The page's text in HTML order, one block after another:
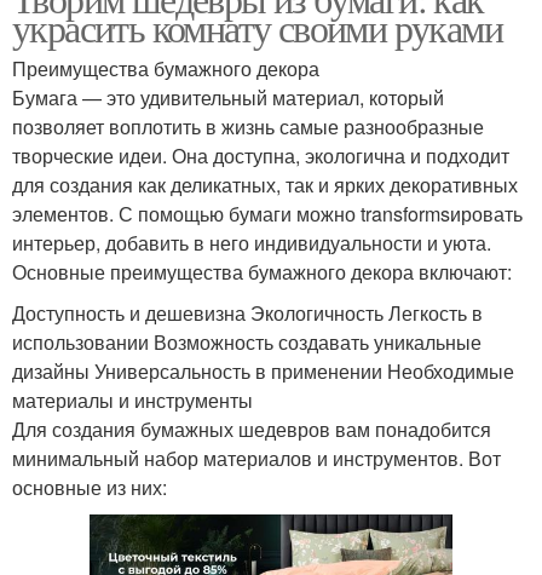
украсить комнату своими руками
Преимущества бумажного декора
Бумага — это удивительный материал, который
позволяет воплотить в жизнь самые разнообразные
творческие идеи. Она доступна, экологична и подходит
для создания как деликатных, так и ярких декоративных
элементов. С помощью бумаги можно transformsировать
интерьер, добавить в него индивидуальности и уюта.
Основные преимущества бумажного декора включают:
Доступность и дешевизна Экологичность Легкость в
использовании Возможность создавать уникальные
дизайны Универсальность в применении Необходимые
материалы и инструменты
Для создания бумажных шедевров вам понадобится
минимальный набор материалов и инструментов. Вот
основные из них: